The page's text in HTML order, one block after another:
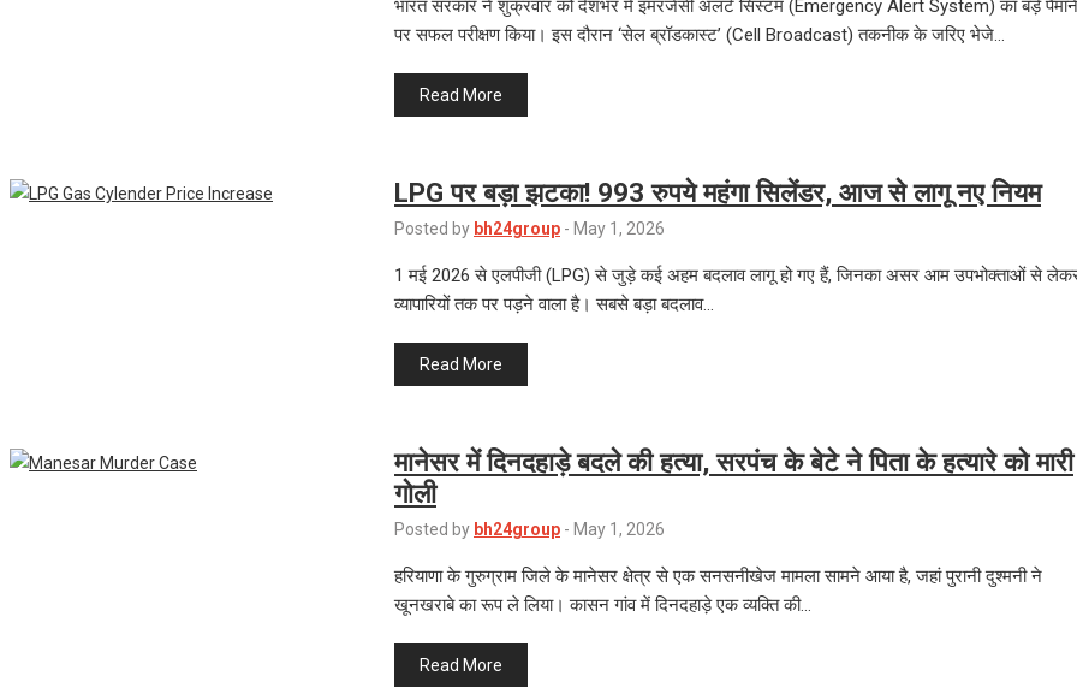
भारत सरकार ने शुक्रवार को देशभर में इमरजेंसी अलर्ट सिस्टम (Emergency Alert System) का बड़े पैमाने
पर सफल परीक्षण किया। इस दौरान ‘सेल ब्रॉडकास्ट’ (Cell Broadcast) तकनीक के जरिए भेजे…
Read More
LPG पर बड़ा झटका! 993 रुपये महंगा सिलेंडर, आज से लागू नए नियम
Posted by bh24group - May 1, 2026
1 मई 2026 से एलपीजी (LPG) से जुड़े कई अहम बदलाव लागू हो गए हैं, जिनका असर आम उपभोक्ताओं से
व्यापारियों तक पर पड़ने वाला है। सबसे बड़ा बदलाव…
Read More
मानेसर में दिनदहाड़े बदले की हत्या, सरपंच के बेटे ने पिता के हत्यारे को मारी
गोली
Posted by bh24group - May 1, 2026
हरियाणा के गुरुग्राम जिले के मानेसर क्षेत्र से एक सनसनीखेज मामला सामने आया है, जहां पुरानी दुश्मनी ने
खूनखराबे का रूप ले लिया। कासन गांव में दिनदहाड़े एक व्यक्ति की…
Read More